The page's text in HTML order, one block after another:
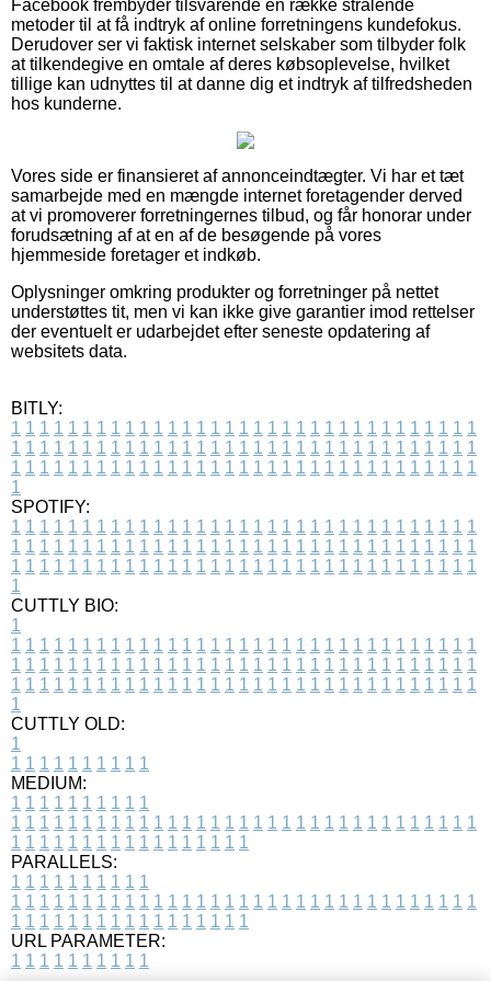
Facebook frembyder tilsvarende en række strålende
metoder til at få indtryk af online forretningens kundefokus.
Derudover ser vi faktisk internet selskaber som tilbyder folk
at tilkendegive en omtale af deres købsoplevelse, hvilket
tillige kan udnyttes til at danne dig et indtryk af tilfredsheden
hos kunderne.
Vores side er finansieret af annonceindtægter. Vi har et tæt
samarbejde med en mængde internet foretagender derved
at vi promoverer forretningernes tilbud, og får honorar under
forudsætning af at en af de besøgende på vores
hjemmeside foretager et indkøb.
Oplysninger omkring produkter og forretninger på nettet
understøttes tit, men vi kan ikke give garantier imod rettelser
der eventuelt er udarbejdet efter seneste opdatering af
websitets data.
BITLY:
1 1 1 1 1 1 1 1 1 1 1 1 1 1 1 1 1 1 1 1 1 1 1 1 1 1 1 1 1 1 1 1 1
1 1 1 1 1 1 1 1 1 1 1 1 1 1 1 1 1 1 1 1 1 1 1 1 1 1 1 1 1 1 1 1 1
1 1 1 1 1 1 1 1 1 1 1 1 1 1 1 1 1 1 1 1 1 1 1 1 1 1 1 1 1 1 1 1 1
1
SPOTIFY:
1 1 1 1 1 1 1 1 1 1 1 1 1 1 1 1 1 1 1 1 1 1 1 1 1 1 1 1 1 1 1 1 1
1 1 1 1 1 1 1 1 1 1 1 1 1 1 1 1 1 1 1 1 1 1 1 1 1 1 1 1 1 1 1 1 1
1 1 1 1 1 1 1 1 1 1 1 1 1 1 1 1 1 1 1 1 1 1 1 1 1 1 1 1 1 1 1 1 1
1
CUTTLY BIO:
1
1 1 1 1 1 1 1 1 1 1 1 1 1 1 1 1 1 1 1 1 1 1 1 1 1 1 1 1 1 1 1 1 1
1 1 1 1 1 1 1 1 1 1 1 1 1 1 1 1 1 1 1 1 1 1 1 1 1 1 1 1 1 1 1 1 1
1 1 1 1 1 1 1 1 1 1 1 1 1 1 1 1 1 1 1 1 1 1 1 1 1 1 1 1 1 1 1 1 1
1
CUTTLY OLD:
1
1 1 1 1 1 1 1 1 1 1
MEDIUM:
1 1 1 1 1 1 1 1 1 1
1 1 1 1 1 1 1 1 1 1 1 1 1 1 1 1 1 1 1 1 1 1 1 1 1 1 1 1 1 1 1 1 1
1 1 1 1 1 1 1 1 1 1 1 1 1 1 1 1 1
PARALLELS:
1 1 1 1 1 1 1 1 1 1
1 1 1 1 1 1 1 1 1 1 1 1 1 1 1 1 1 1 1 1 1 1 1 1 1 1 1 1 1 1 1 1 1
1 1 1 1 1 1 1 1 1 1 1 1 1 1 1 1 1
URL PARAMETER:
1 1 1 1 1 1 1 1 1 1